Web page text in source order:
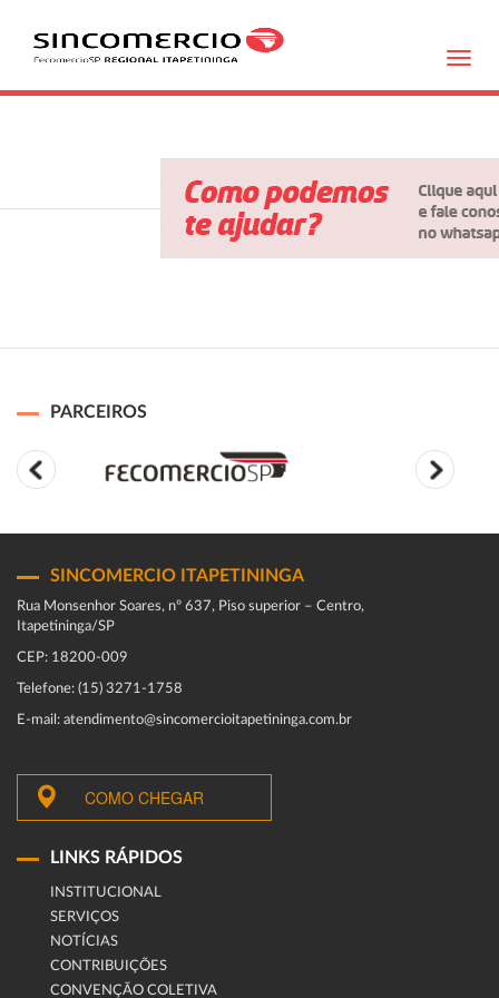
PARCEIROS
SINCOMERCIO ITAPETININGA
Rua Monsenhor Soares, nº 637, Piso superior – Centro,
Itapetininga/SP
CEP: 18200-009
Telefone: (15) 3271-1758
E-mail: atendimento@sincomercioitapetininga.com.br
COMO CHEGAR
LINKS RÁPIDOS
INSTITUCIONAL
SERVIÇOS
NOTÍCIAS
CONTRIBUIÇÕES
CONVENÇÃO COLETIVA